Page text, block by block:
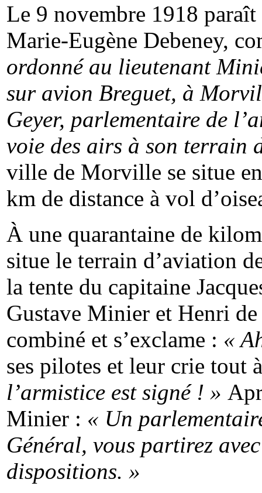
Le 9 novembre 1918
Marie-Eugène Debeney,
ordonné au lieutenant
sur avion Breguet, à
Geyer, parlementaire de
voie des airs à son terrain
ville de Morville se situe
km de distance à vol
À une quarantaine de
situe le terrain d’aviation
la tente du capitaine
Gustave Minier et Henri
combiné et s’exclame : «
ses pilotes et leur crie tout
l’armistice est signé ! »
Minier : « Un
Général, vous partirez
dispositions. »